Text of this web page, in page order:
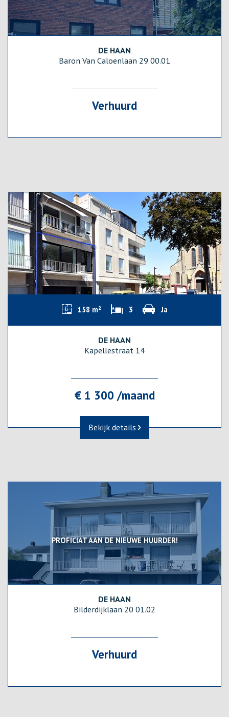
2
DE HAAN
Baron Van Caloenlaan 29 00.01
Verhuurd
158 m² 3 Ja
DE HAAN
Kapellestraat 14
€ 1 300 /maand
Bekijk details
PROFICIAT AAN DE NIEUWE HUURDER!
3
DE HAAN
Bilderdijklaan 20 01.02
Verhuurd